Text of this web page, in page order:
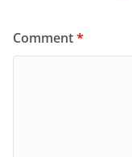
Comment*